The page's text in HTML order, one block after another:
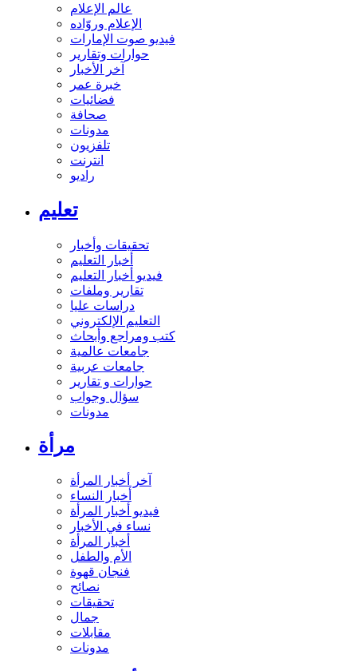
عالم الإعلام
الإعلام وروّاده
فيديو صوت الإمارات
حوارات وتقارير
آخر الأخبار
خبرة عمر
فضائيات
صحافة
مدونات
تلفزيون
انترنت
راديو
تعليم
تحقيقات وأخبار
أخبار التعليم
فيديو أخبار التعليم
تقارير وملفات
دراسات عليا
التعليم الإلكتروني
كتب ومراجع وأبحاث
جامعات عالمية
جامعات عربية
حوارات و تقارير
سؤال وجواب
مدونات
مرأة
آخر أخبار المرأة
أخبار النساء
فيديو أخبار المرأة
نساء في الأخبار
أخبار المرأة
الأم والطفل
فنجان قهوة
نصائح
تحقيقات
جمال
مقابلات
مدونات